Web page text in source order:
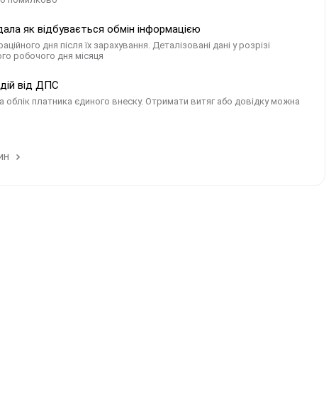
як відбувається обмін інформацією
дня після їх зарахування. Деталізовані дані у розрізі
робочого дня місяця
від ДПС
платника єдиного внеску. Отримати витяг або довідку можна